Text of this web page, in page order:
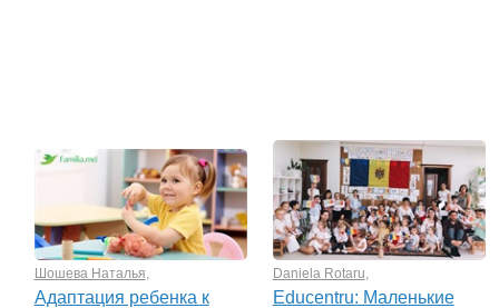
Шошева Наталья
Адаптация ребенка к
Daniela Rotaru
Educentru: Маленькие